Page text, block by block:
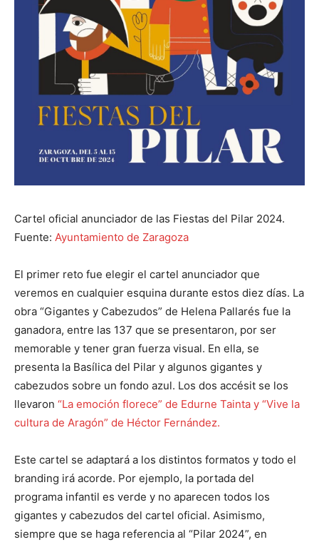
Cartel oficial anunciador de las Fiestas del Pilar 2024.
Fuente: Ayuntamiento de Zaragoza
El primer reto fue elegir el cartel anunciador que
veremos en cualquier esquina durante estos diez días. La
obra “Gigantes y Cabezudos” de Helena Pallarés fue la
ganadora, entre las 137 que se presentaron, por ser
memorable y tener gran fuerza visual. En ella, se
presenta la Basílica del Pilar y algunos gigantes y
cabezudos sobre un fondo azul. Los dos accésit se los
llevaron “La emoción florece” de Edurne Tainta y “Vive la
cultura de Aragón” de Héctor Fernández.
Este cartel se adaptará a los distintos formatos y todo el
branding irá acorde. Por ejemplo, la portada del
programa infantil es verde y no aparecen todos los
gigantes y cabezudos del cartel oficial. Asimismo,
siempre que se haga referencia al “Pilar 2024”, en